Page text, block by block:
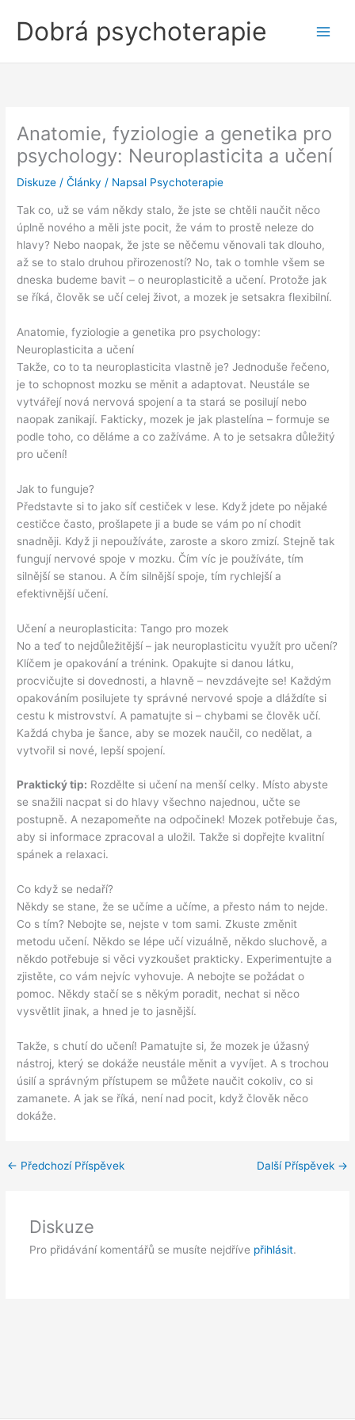
obsahDobrá psychoterapie
Anatomie, fyziologie a genetika pro
psychology: Neuroplasticita a učení
Diskuze /Články / Napsal Psychoterapie
Tak co, už se vám někdy stalo, že jste se chtěli naučit něco
úplně nového a měli jste pocit, že vám to prostě neleze do
hlavy? Nebo naopak, že jste se něčemu věnovali tak dlouho,
až se to stalo druhou přirozeností? No, tak o tomhle všem se
dneska budeme bavit – o neuroplasticitě a učení. Protože jak
se říká, člověk se učí celej život, a mozek je setsakra flexibilní.
Anatomie, fyziologie a genetika pro psychology:
Neuroplasticita a učení
Takže, co to ta neuroplasticita vlastně je? Jednoduše řečeno,
je to schopnost mozku se měnit a adaptovat. Neustále se
vytvářejí nová nervová spojení a ta stará se posilují nebo
naopak zanikají. Fakticky, mozek je jak plastelína – formuje se
podle toho, co děláme a co zažíváme. A to je setsakra důležitý
pro učení!
Jak to funguje?
Představte si to jako síť cestiček v lese. Když jdete po nějaké
cestičce často, prošlapete ji a bude se vám po ní chodit
snadněji. Když ji nepoužíváte, zaroste a skoro zmizí. Stejně tak
fungují nervové spoje v mozku. Čím víc je používáte, tím
silnější se stanou. A čím silnější spoje, tím rychlejší a
efektivnější učení.
Učení a neuroplasticita: Tango pro mozek
No a teď to nejdůležitější – jak neuroplasticitu využít pro učení?
Klíčem je opakování a trénink. Opakujte si danou látku,
procvičujte si dovednosti, a hlavně – nevzdávejte se! Každým
opakováním posilujete ty správné nervové spoje a dláždíte si
cestu k mistrovství. A pamatujte si – chybami se člověk učí.
Každá chyba je šance, aby se mozek naučil, co nedělat, a
vytvořil si nové, lepší spojení.
Praktický tip: Rozdělte si učení na menší celky. Místo abyste
se snažili nacpat si do hlavy všechno najednou, učte se
postupně. A nezapomeňte na odpočinek! Mozek potřebuje čas,
aby si informace zpracoval a uložil. Takže si dopřejte kvalitní
spánek a relaxaci.
Co když se nedaří?
Někdy se stane, že se učíme a učíme, a přesto nám to nejde.
Co s tím? Nebojte se, nejste v tom sami. Zkuste změnit
metodu učení. Někdo se lépe učí vizuálně, někdo sluchově, a
někdo potřebuje si věci vyzkoušet prakticky. Experimentujte a
zjistěte, co vám nejvíc vyhovuje. A nebojte se požádat o
pomoc. Někdy stačí se s někým poradit, nechat si něco
vysvětlit jinak, a hned je to jasnější.
Takže, s chutí do učení! Pamatujte si, že mozek je úžasný
nástroj, který se dokáže neustále měnit a vyvíjet. A s trochou
úsilí a správným přístupem se můžete naučit cokoliv, co si
zamanete. A jak se říká, není nad pocit, když člověk něco
dokáže.
← Předchozí Příspěvek Další Příspěvek →
Diskuze
Pro přidávání komentářů se musíte nejdříve přihlásit.